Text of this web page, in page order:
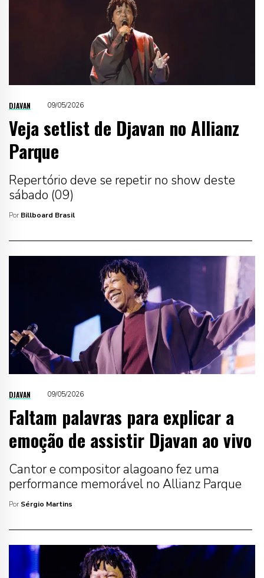
DJAVAN 09/05/2026
Veja setlist de Djavan no Allianz
Parque
Repertório deve se repetir no show deste
sábado (09)
Por Billboard Brasil
DJAVAN 09/05/2026
Faltam palavras para explicar a
emoção de assistir Djavan ao vivo
Cantor e compositor alagoano fez uma
performance memorável no Allianz Parque
Por Sérgio Martins